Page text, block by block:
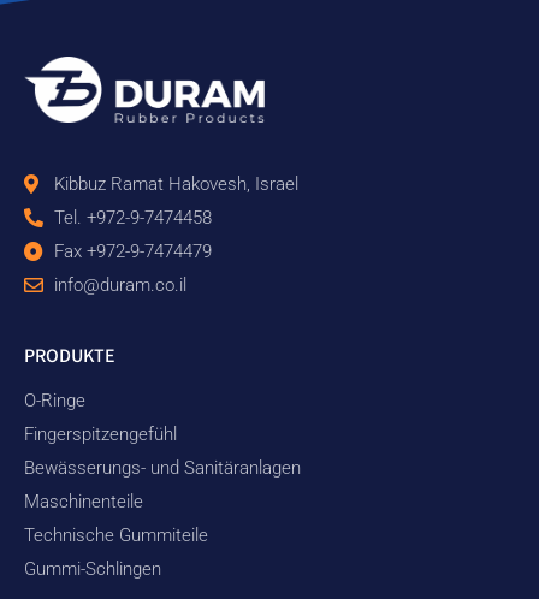
Kibbuz Ramat Hakovesh, Israel
Tel. +972-9-7474458
Fax +972-9-7474479
info@duram.co.il
PRODUKTE
O-Ringe
Fingerspitzengefühl
Bewässerungs- und Sanitäranlagen
Maschinenteile
Technische Gummiteile
Gummi-Schlingen